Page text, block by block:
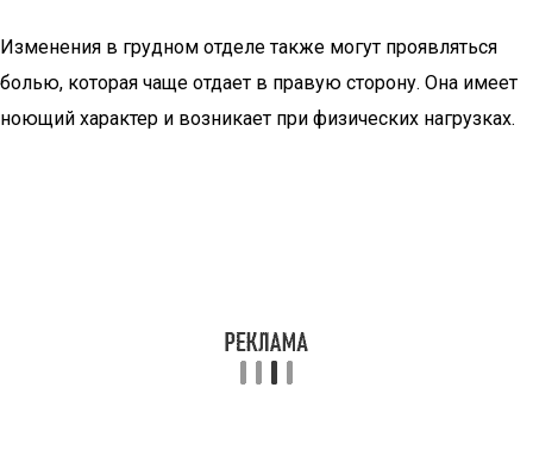
Изменения в грудном отделе также могут проявляться
болью, которая чаще отдает в правую сторону. Она имеет
ноющий характер и возникает при физических нагрузках.